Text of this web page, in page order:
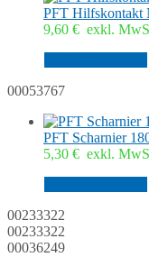
PFT Hilfskontakt
9,60 € exkl.
00053767
PFT Scharnier
5,30 € exkl.
00233322
00233322
00036249